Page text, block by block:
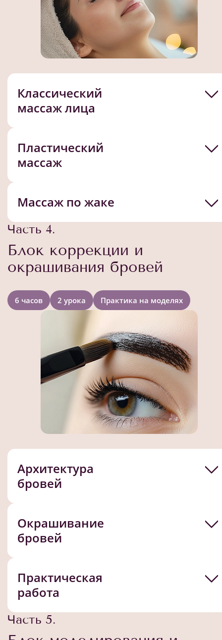
Классический
массаж лица
Пластический
массаж
Массаж по жаке
Часть 4.
Блок коррекции и
окрашивания бровей
6 часов 2 урока Практика на моделях
Архитектура
бровей
Окрашивание
бровей
Практическая
работа
Часть 5.